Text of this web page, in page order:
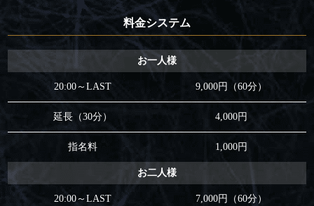
料金システム
お一人様
20:00～LAST 9,000円（60分）
延長（30分） 4,000円
指名料 1,000円
お二人様
20:00～LAST 7,000円（60分）